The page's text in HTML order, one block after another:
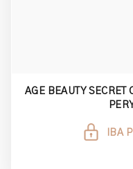
AGE BEAUTY SECRET
IBA